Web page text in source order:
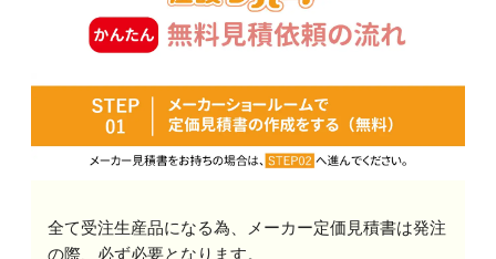
全て受注生産品になる為、メーカー定価見積書は発注
の際、必ず必要となります。